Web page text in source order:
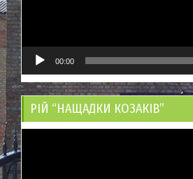
00:00
РІЙ “НАЩАДКИ КОЗАКІВ”